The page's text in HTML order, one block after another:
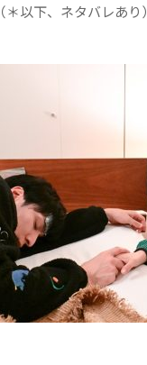
以下、ネタバレあり）